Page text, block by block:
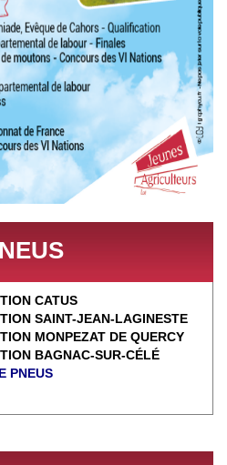
CATUS
SAINT-JEAN-LAGINESTE
MONPEZAT DE QUERCY
BAGNAC-SUR-CÉLÉ
PNEUS